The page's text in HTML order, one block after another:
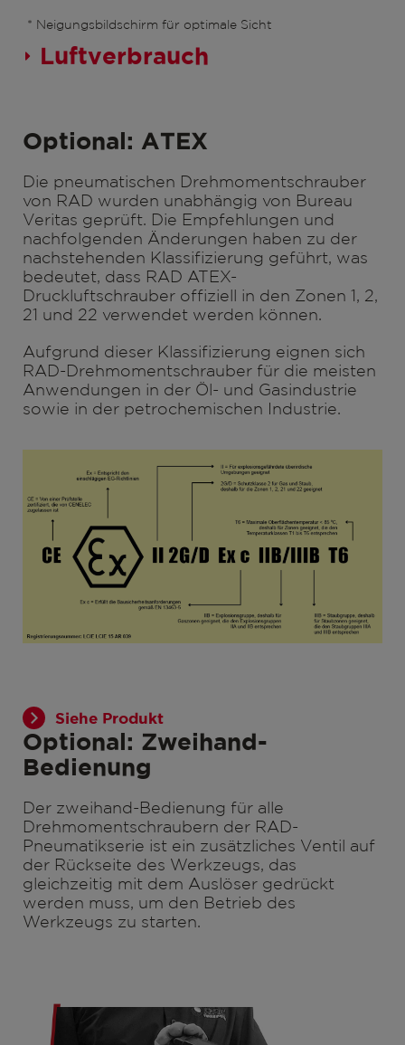
* Neigungsbildschirm für optimale Sicht
Luftverbrauch
Optional: ATEX
Die pneumatischen Drehmomentschrauber
von RAD wurden unabhängig von Bureau
Veritas geprüft. Die Empfehlungen und
nachfolgenden Änderungen haben zu der
nachstehenden Klassifizierung geführt, was
bedeutet, dass RAD ATEX-
Druckluftschrauber offiziell in den Zonen 1, 2,
21 und 22 verwendet werden können.
Aufgrund dieser Klassifizierung eignen sich
RAD-Drehmomentschrauber für die meisten
Anwendungen in der Öl- und Gasindustrie
sowie in der petrochemischen Industrie.
Siehe Produkt
Optional: Zweihand-
Bedienung
Der zweihand-Bedienung für alle
Drehmomentschraubern der RAD-
Pneumatikserie ist ein zusätzliches Ventil auf
der Rückseite des Werkzeugs, das
gleichzeitig mit dem Auslöser gedrückt
werden muss, um den Betrieb des
Werkzeugs zu starten.